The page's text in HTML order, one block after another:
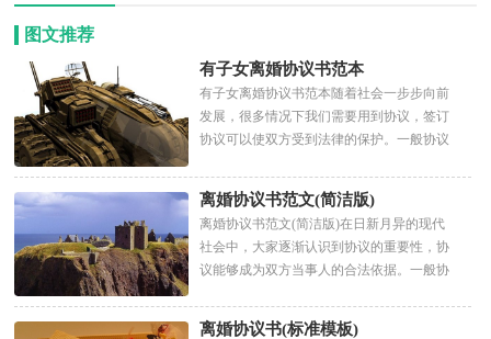
图文推荐
有子女离婚协议书范本
有子女离婚协议书范本随着社会一步步向前
发展，很多情况下我们需要用到协议，签订
协议可以使双方受到法律的保护。一般协议
离婚协议书范文(简洁版)
离婚协议书范文(简洁版)在日新月异的现代
社会中，大家逐渐认识到协议的重要性，协
议能够成为双方当事人的合法依据。一般协
离婚协议书(标准模板)